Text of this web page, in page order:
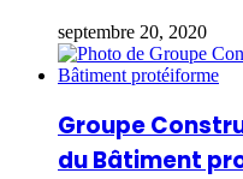
septembre 20, 2020
Groupe
du Bâtiment